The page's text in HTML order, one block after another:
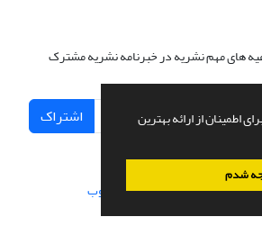
اطمینان از ارائه بهترین
شدم
های مهم نشریه در خبرنامه نشریه مشترک
اشتراک
طراحی و پیاده سازی از سیناوب